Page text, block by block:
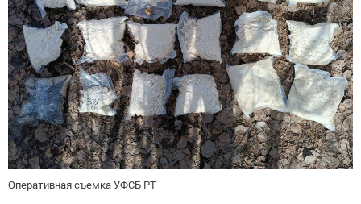
Оперативная съемка УФСБ РТ